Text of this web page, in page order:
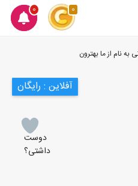
0 0
به نام از ما بهترون
آفلاین : رایگان
دوست
داشتی؟